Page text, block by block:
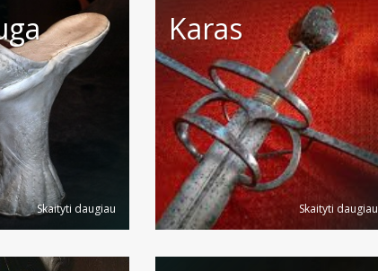
Skaityti daugiau
Karas
Skaityti daugiau